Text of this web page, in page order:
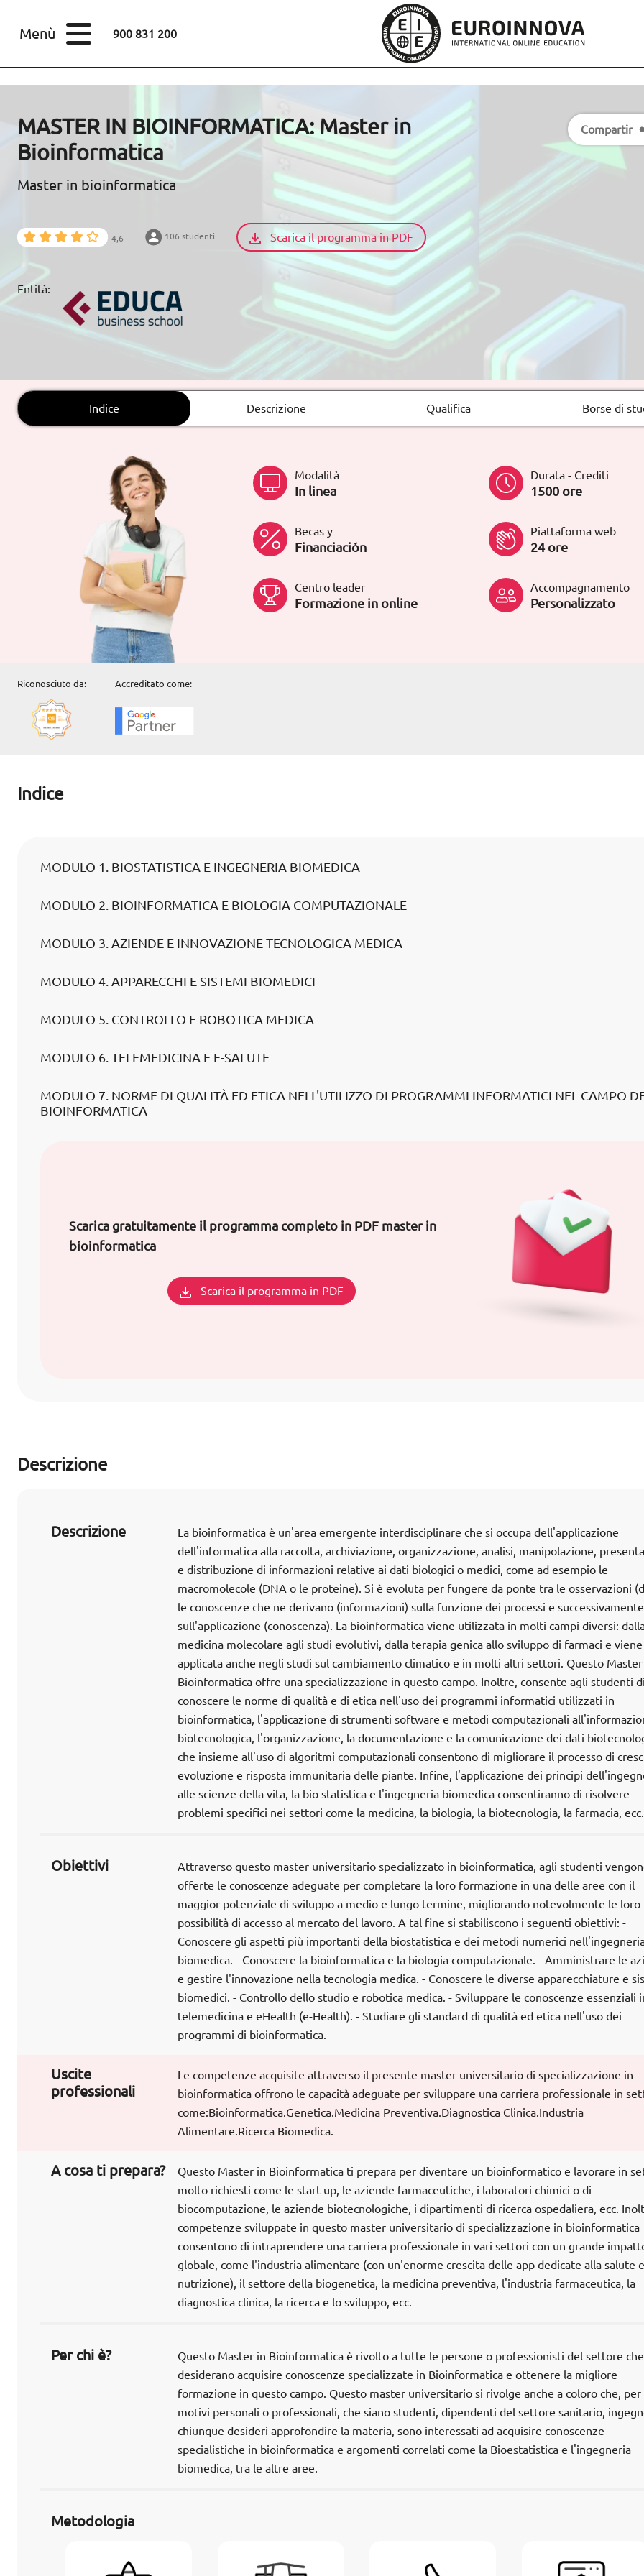
Menù 900 831 200
STUDI
SCOPRI EUROINNOVA
ARTICOLI
CONTACTO
Master
MASTER IN BIOINFORMATICA: Master in
Bioinformatica
Master in bioinformatica
4,6 106 studenti Scarica il programma in PDF
Entità:
Compartir
Indice Descrizione Qualifica Borse di
Modalità
In linea
Durata - Crediti
1500 ore
Becas y
Financiación
Piattaforma web
24 ore
Centro leader
Formazione in online
Accompagnamento
Personalizzato
Riconosciuto da: Accreditato come:
Indice
MODULO 1. BIOSTATISTICA E INGEGNERIA BIOMEDICA
MODULO 2. BIOINFORMATICA E BIOLOGIA COMPUTAZIONALE
MODULO 3. AZIENDE E INNOVAZIONE TECNOLOGICA MEDICA
MODULO 4. APPARECCHI E SISTEMI BIOMEDICI
MODULO 5. CONTROLLO E ROBOTICA MEDICA
MODULO 6. TELEMEDICINA E E-SALUTE
MODULO 7. NORME DI QUALITÀ ED ETICA NELL'UTILIZZO DI PROGRAMMI INFORMATICI NEL CAMPO
BIOINFORMATICA
Scarica gratuitamente il programma completo in PDF master in
bioinformatica
Scarica il programma in PDF
Descrizione
Descrizione
La bioinformatica è un'area emergente interdisciplinare che si occupa dell'applicazione
dell'informatica alla raccolta, archiviazione, organizzazione, analisi, manipolazione,
e distribuzione di informazioni relative ai dati biologici o medici, come ad esempio le
macromolecole (DNA o le proteine). Si è evoluta per fungere da ponte tra le osservazioni
le conoscenze che ne derivano (informazioni) sulla funzione dei processi e successivamente
sull'applicazione (conoscenza). La bioinformatica viene utilizzata in molti campi diversi:
medicina molecolare agli studi evolutivi, dalla terapia genica allo sviluppo di farmaci e viene
applicata anche negli studi sul cambiamento climatico e in molti altri settori. Questo
Bioinformatica offre una specializzazione in questo campo. Inoltre, consente agli studenti
conoscere le norme di qualità e di etica nell'uso dei programmi informatici utilizzati in
bioinformatica, l'applicazione di strumenti software e metodi computazionali
biotecnologica, l'organizzazione, la documentazione e la comunicazione dei dati
che insieme all'uso di algoritmi computazionali consentono di migliorare il processo di
evoluzione e risposta immunitaria delle piante. Infine, l'applicazione dei principi
alle scienze della vita, la bio statistica e l'ingegneria biomedica consentiranno di risolvere
problemi specifici nei settori come la medicina, la biologia, la biotecnologia, la farmacia, ecc.
Obiettivi
Attraverso questo master universitario specializzato in bioinformatica, agli studenti
offerte le conoscenze adeguate per completare la loro formazione in una delle aree con il
maggior potenziale di sviluppo a medio e lungo termine, migliorando notevolmente le loro
possibilità di accesso al mercato del lavoro. A tal fine si stabiliscono i seguenti obiettivi: -
Conoscere gli aspetti più importanti della biostatistica e dei metodi numerici
biomedica. - Conoscere la bioinformatica e la biologia computazionale. - Amministrare le
e gestire l'innovazione nella tecnologia medica. - Conoscere le diverse apparecchiature e
biomedici. - Controllo dello studio e robotica medica. - Sviluppare le conoscenze essenziali
telemedicina e eHealth (e-Health). - Studiare gli standard di qualità ed etica nell'uso dei
programmi di bioinformatica.
Uscite
professionali
Le competenze acquisite attraverso il presente master universitario di specializzazione in
bioinformatica offrono le capacità adeguate per sviluppare una carriera professionale in
come:Bioinformatica.Genetica.Medicina Preventiva.Diagnostica Clinica.Industria
Alimentare.Ricerca Biomedica.
A cosa ti prepara?
Questo Master in Bioinformatica ti prepara per diventare un bioinformatico e lavorare in
molto richiesti come le start-up, le aziende farmaceutiche, i laboratori chimici o di
biocomputazione, le aziende biotecnologiche, i dipartimenti di ricerca ospedaliera, ecc.
competenze sviluppate in questo master universitario di specializzazione in bioinformatica
consentono di intraprendere una carriera professionale in vari settori con un grande
globale, come l'industria alimentare (con un'enorme crescita delle app dedicate alla salute
nutrizione), il settore della biogenetica, la medicina preventiva, l'industria farmaceutica, la
diagnostica clinica, la ricerca e lo sviluppo, ecc.
Per chi è?
Questo Master in Bioinformatica è rivolto a tutte le persone o professionisti del settore che
desiderano acquisire conoscenze specializzate in Bioinformatica e ottenere la migliore
formazione in questo campo. Questo master universitario si rivolge anche a coloro che, per
motivi personali o professionali, che siano studenti, dipendenti del settore sanitario,
chiunque desideri approfondire la materia, sono interessati ad acquisire conoscenze
specialistiche in bioinformatica e argomenti correlati come la Bioestatistica e l'ingegneria
biomedica, tra le altre aree.
Metodologia